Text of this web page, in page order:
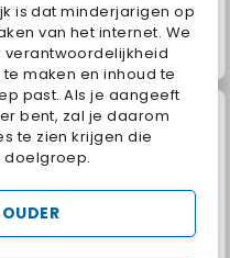
is dat minderjarigen op
van het internet. We
verantwoordelijkheid
maken en inhoud te
past. Als je aangeeft
bent, zal je daarom
te zien krijgen die
doelgroep.
Jewel Garden Story